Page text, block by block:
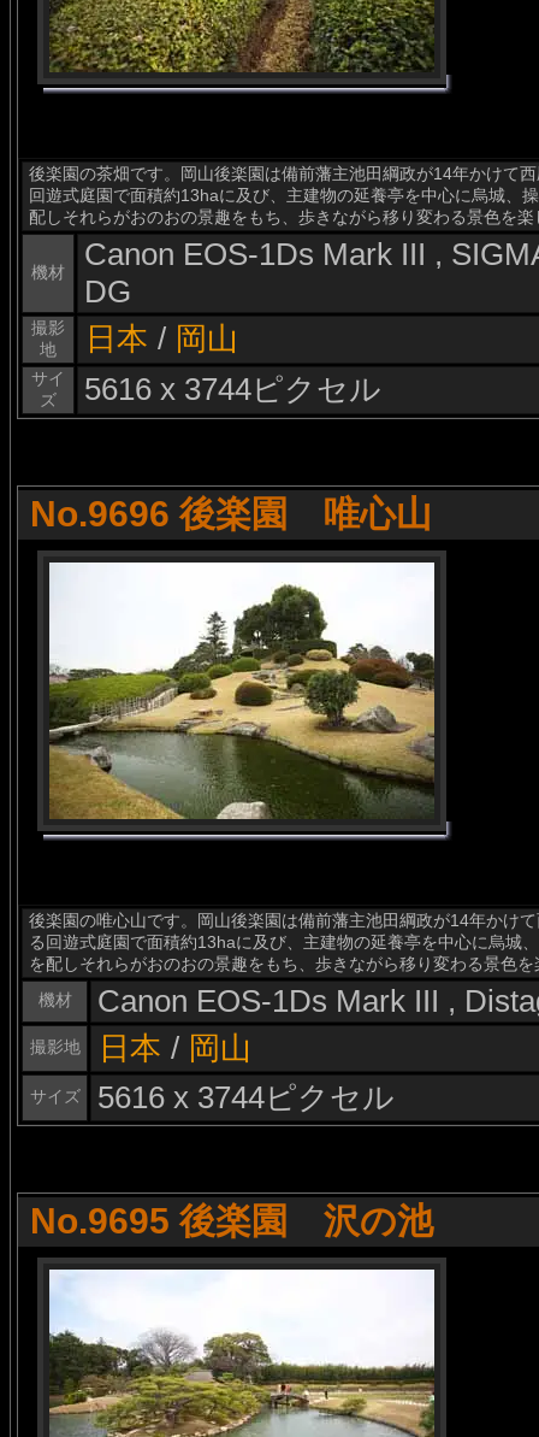
後楽園の茶畑です。岡山後楽園は備前藩主池田綱政が14年かけて
回遊式庭園で面積約13haに及び、主建物の延養亭を中心に烏城、
配しそれらがおのおの景趣をもち、歩きながら移り変わる景色を
機材
Canon EOS-1Ds Mark III ,
DG
撮影
地
日本 / 岡山
サイ
ズ
5616 x 3744ピクセル
No.9696 後楽園 唯心山
後楽園の唯心山です。岡山後楽園は備前藩主池田綱政が14年かけ
る回遊式庭園で面積約13haに及び、主建物の延養亭を中心に烏城
を配しそれらがおのおの景趣をもち、歩きながら移り変わる景色
機材
Canon EOS-1Ds Mark III ,
撮影地 日本 / 岡山
サイズ 5616 x 3744ピクセル
No.9695 後楽園 沢の池